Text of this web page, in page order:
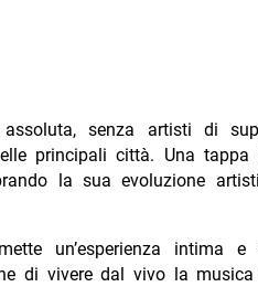
senza artisti di
principali città. Una tappa
la sua evoluzione
un’esperienza intima
di vivere dal vivo la